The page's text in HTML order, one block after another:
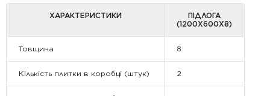
ХАРАКТЕРИСТИКИ
ПІДЛОГА
(1200Х600Х8)
Товщина 8
Кількість плитки в коробці (штук) 2